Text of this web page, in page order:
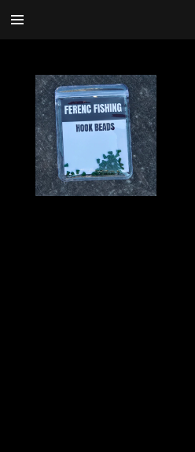
Ga
hoofdinhoud